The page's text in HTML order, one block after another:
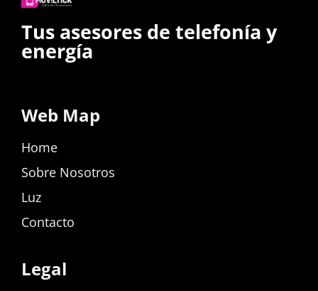
Tus asesores de telefonía y
energía
Web Map
Home
Sobre Nosotros
Luz
Contacto
Legal